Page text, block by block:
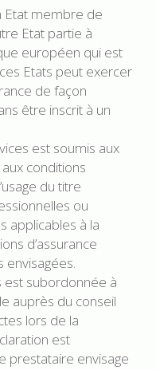
Etat membre de
Etat partie à
européen qui est
Etats peut exercer
de façon
être inscrit à un
est soumis aux
conditions
du titre
ou
applicables à la
d’assurance
envisagées.
est subordonnée à
auprès du conseil
lors de la
est
prestataire envisage